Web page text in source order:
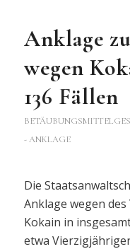
Anklage
wegen
136 Fällen
- ANKLAGE
Die
Anklage wegen
Kokain in
etwa